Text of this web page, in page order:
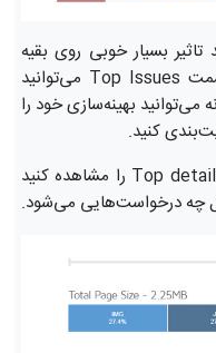
بسیار خوبی روی بقیه
بخش‌ها خواهید گذاشت. در بالای قسمت Top Issues می‌توانید
بهینه‌سازی خود را
کنید.
زیر همان قسمت نیز می‌توانید بخش Top details را مشاهده کنید
چه درخواست‌هایی می‌شود.